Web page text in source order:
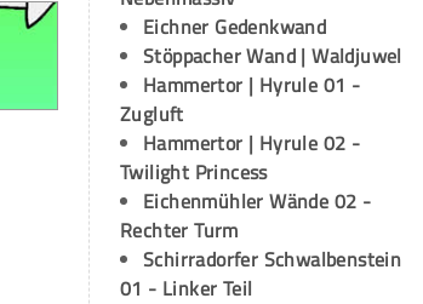
Eichner Gedenkwand
Stöppacher Wand | Waldjuwel
Hammertor | Hyrule 01 -
Zugluft
Hammertor | Hyrule 02 -
Twilight Princess
Eichenmühler Wände 02 -
Rechter Turm
Schirradorfer Schwalbenstein
01 - Linker Teil